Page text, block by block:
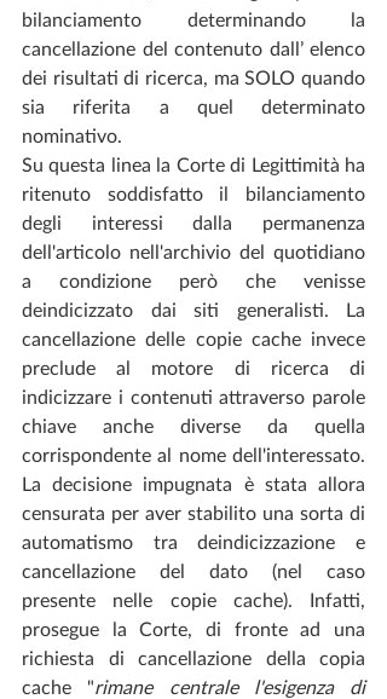
bilanciamento determinando la
cancellazione del contenuto dall’ elenco
dei risultati di ricerca, ma SOLO quando
sia riferita a quel determinato
nominativo.
Su questa linea la Corte di Legittimità ha
ritenuto soddisfatto il bilanciamento
degli interessi dalla permanenza
dell'articolo nell'archivio del quotidiano
a condizione però che venisse
deindicizzato dai siti generalisti. La
cancellazione delle copie cache invece
preclude al motore di ricerca di
indicizzare i contenuti attraverso parole
chiave anche diverse da quella
corrispondente al nome dell'interessato.
La decisione impugnata è stata allora
censurata per aver stabilito una sorta di
automatismo tra deindicizzazione e
cancellazione del dato (nel caso
presente nelle copie cache). Infatti,
prosegue la Corte, di fronte ad una
richiesta di cancellazione della copia
cache "rimane centrale l'esigenza di